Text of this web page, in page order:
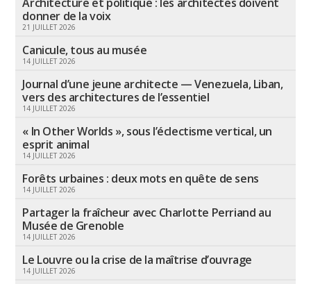
Architecture et politique : les architectes doivent
donner de la voix
21 JUILLET 2026
Canicule, tous au musée
14 JUILLET 2026
Journal d’une jeune architecte — Venezuela, Liban,
vers des architectures de l’essentiel
14 JUILLET 2026
« In Other Worlds », sous l’éclectisme vertical, un
esprit animal
14 JUILLET 2026
Forêts urbaines : deux mots en quête de sens
14 JUILLET 2026
Partager la fraîcheur avec Charlotte Perriand au
Musée de Grenoble
14 JUILLET 2026
Le Louvre ou la crise de la maîtrise d’ouvrage
14 JUILLET 2026